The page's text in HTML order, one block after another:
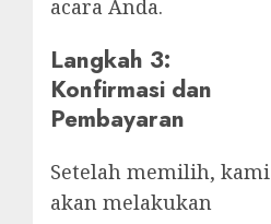
acara Anda.
Langkah 3:
Konfirmasi dan
Pembayaran
Setelah memilih, kami
akan melakukan